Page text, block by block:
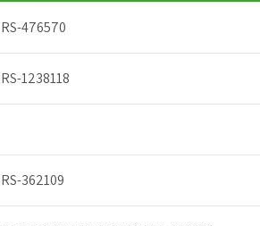
RS-476570
RS-1238118
RS-362109